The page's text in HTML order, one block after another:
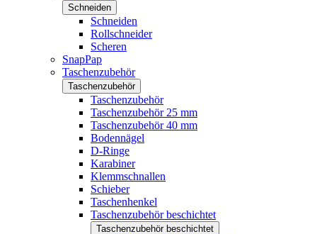
Schneiden
Schneiden
Rollschneider
Scheren
SnapPap
Taschenzubehör
Taschenzubehör
Taschenzubehör
Taschenzubehör 25 mm
Taschenzubehör 40 mm
Bodennägel
D-Ringe
Karabiner
Klemmschnallen
Schieber
Taschenhenkel
Taschenzubehör beschichtet
Taschenzubehör beschichtet